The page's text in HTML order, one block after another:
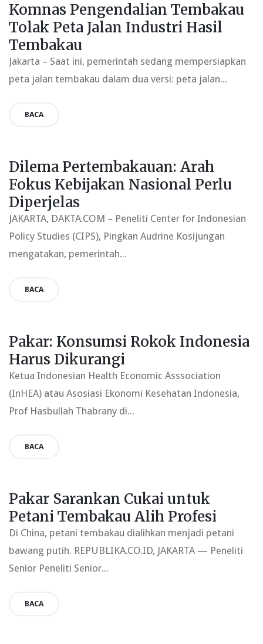
Komnas Pengendalian Tembakau
Tolak Peta Jalan Industri Hasil
Tembakau
Jakarta – Saat ini, pemerintah sedang mempersiapkan
peta jalan tembakau dalam dua versi: peta jalan...
BACA
Dilema Pertembakauan: Arah
Fokus Kebijakan Nasional Perlu
Diperjelas
JAKARTA, DAKTA.COM – Peneliti Center for Indonesian
Policy Studies (CIPS), Pingkan Audrine Kosijungan
mengatakan, pemerintah...
BACA
Pakar: Konsumsi Rokok Indonesia
Harus Dikurangi
Ketua Indonesian Health Economic Asssociation
(InHEA) atau Asosiasi Ekonomi Kesehatan Indonesia,
Prof Hasbullah Thabrany di...
BACA
Pakar Sarankan Cukai untuk
Petani Tembakau Alih Profesi
Di China, petani tembakau dialihkan menjadi petani
bawang putih. REPUBLIKA.CO.ID, JAKARTA — Peneliti
Senior Peneliti Senior...
BACA